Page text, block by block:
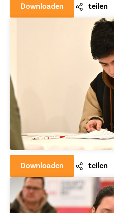
Downloaden teilen
Downloaden teilen